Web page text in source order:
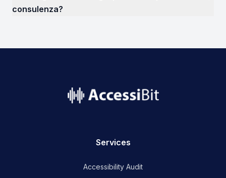
consulenza?
Services
Accessibility Audit